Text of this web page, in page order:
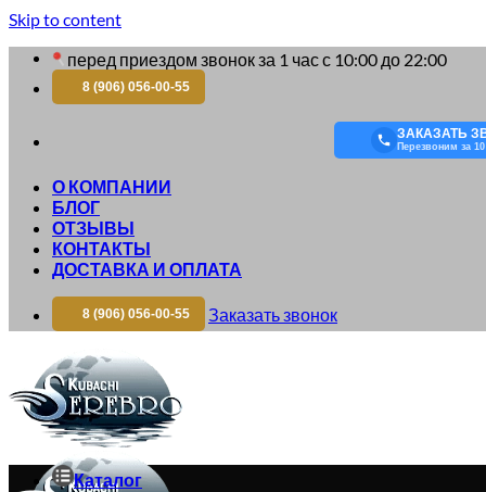
Skip to content
перед приездом звонок за 1 час с 10:00 до 22:00
8 (906) 056-00-55
ЗАКАЗАТЬ
Перезвоним за
О КОМПАНИИ
БЛОГ
ОТЗЫВЫ
КОНТАКТЫ
ДОСТАВКА И ОПЛАТА
8 (906) 056-00-55 Заказать звонок
Каталог